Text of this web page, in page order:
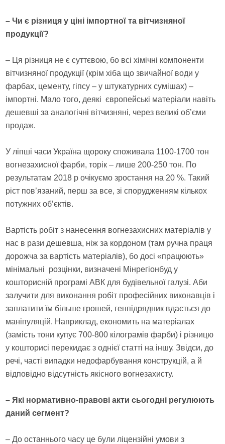
– Чи є різниця у ціні імпортної та вітчизняної
продукції?
– Ця різниця не є суттєвою, бо всі хімічні компоненти
вітчизняної продукції (крім хіба що звичайної води у
фарбах, цементу, гіпсу – у штукатурних сумішах) –
імпортні. Мало того, деякі європейські матеріали навіть
дешевші за аналогічні вітчизняні, через великі об’єми
продаж.
У ліпші часи Україна щороку споживала 1100-1700 тон
вогнезахисної фарби, торік – лише 200-250 тон. По
результатам 2018 р очікуємо зростання на 20 %. Такий
ріст пов’язаний, перш за все, зі спорудженням кількох
потужних об’єктів.
Вартість робіт з нанесення вогнезахисних матеріалів у
нас в рази дешевша, ніж за кордоном (там ручна праця
дорожча за вартість матеріалів), бо досі «працюють»
мінімальні розцінки, визначені Мінрегіонбуд у
кошторисній програмі АВК для будівельної галузі. Аби
залучити для виконання робіт професійних виконавців і
заплатити їм більше грошей, генпідрядник вдається до
маніпуляцій. Наприклад, економить на матеріалах
(замість тони купує 700-800 кілограмів фарби) і різницю
у кошторисі перекидає з однієї статті на іншу. Звідси, до
речі, часті випадки недофарбування конструкцій, а й
відповідно відсутність якісного вогнезахисту.
– Які нормативно-правові акти сьогодні регулюють
даний сегмент?
– До останнього часу це були ліцензійні умови з